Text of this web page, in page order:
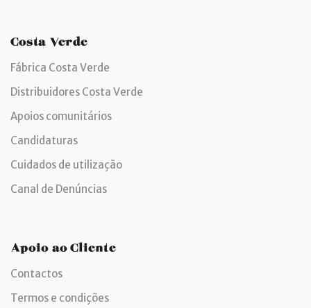
Costa Verde
Fábrica Costa Verde
Distribuidores Costa Verde
Apoios comunitários
Candidaturas
Cuidados de utilização
Canal de Denúncias
Apoio ao Cliente
Contactos
Termos e condições